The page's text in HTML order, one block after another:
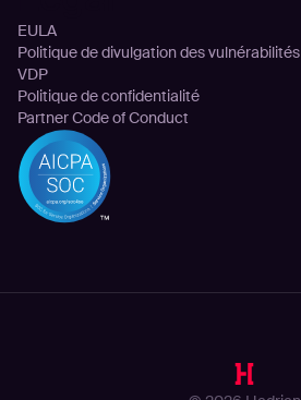
EULA
Politique de divulgation des vulnérabilités
VDP
Politique de confidentialité
Partner Code of Conduct